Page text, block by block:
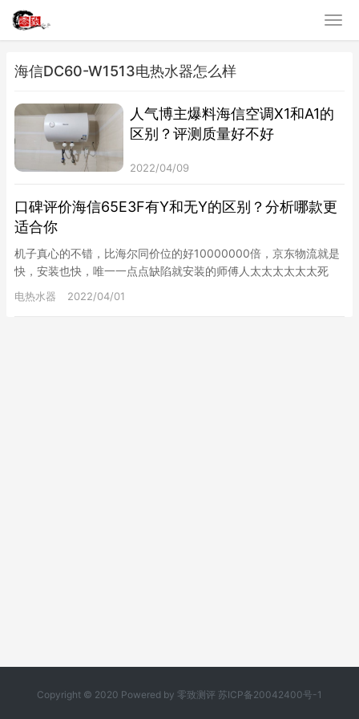
海信DC60-W1513电热水器怎么样
人气博主爆料海信空调X1和A1的
区别？评测质量好不好
2022/04/09
口碑评价海信65E3F有Y和无Y的区别？分析哪款更
适合你
机子真心的不错，比海尔同价位的好10000000倍，京东物流就是
快，安装也快，唯一一点点缺陷就安装的师傅人太太太太太太死
板，属于无法沟通的那种。不过师傅我还是给了他五星好评纯属个
人…
电热水器 2022/04/01
Copyright © 2020 Powered by 零致测评 苏ICP备20042400号-1